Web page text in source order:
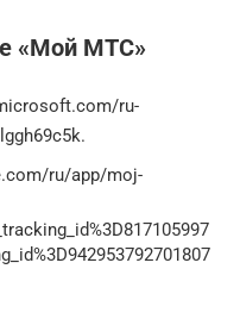
«Мой МТС»
ru-
ru/app/moj-